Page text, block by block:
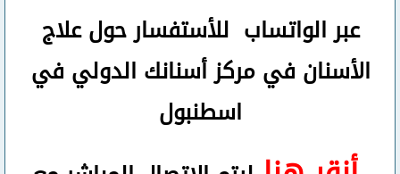
عبر الواتساب للأستفسار حول علاج
الأسنان في مركز أسنانك الدولي في
اسطنبول